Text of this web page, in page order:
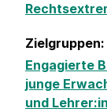
Zielgruppen:
Engagierte
junge
und